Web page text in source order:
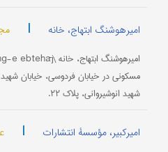
امیرهوشنگ ابتهاج، خانه |
مسکونی در خیابان فردوسی، خیابان
شهید انوشیروانی، پلاک ۲۲.
امیرکبیر، مؤسسۀ انتشارات |